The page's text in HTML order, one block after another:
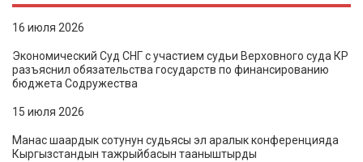
16 июля 2026
Экономический Суд СНГ с участием судьи Верховного суда КР
разъяснил обязательства государств по финансированию
бюджета Содружества
15 июля 2026
Манас шаардык сотунун судьясы эл аралык конференцияда
Кыргызстандын тажрыйбасын тааныштырды